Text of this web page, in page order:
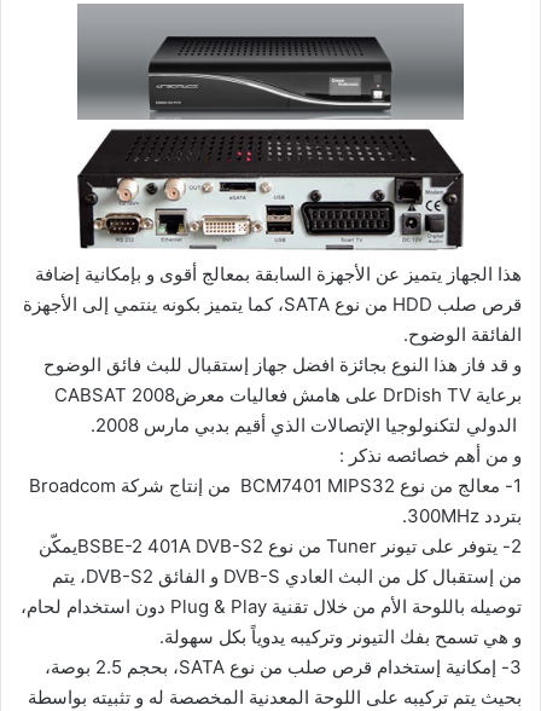
هذا الجهاز يتميز عن الأجهزة السابقة بمعالج أقوى و بإمكانية إضافة
قرص صلب HDD من نوع SATA، كما يتميز بكونه ينتمي إلى الأجهزة
الفائقة الوضوح.
و قد فاز هذا النوع بجائزة افضل جهاز إستقبال للبث فائق الوضوح
برعاية DrDish TV على هامش فعاليات معرضCABSAT 2008
الدولي لتكنولوجيا الإتصالات الذي أقيم بدبي مارس 2008.
و من أهم خصائصه نذكر :
1- معالج من نوع BCM7401 MIPS32 من إنتاج شركة Broadcom
بتردد 300MHz.
2- يتوفر على تيونر Tuner من نوع BSBE-2 401A DVB-S2يمكّن
من إستقبال كل من البث العادي DVB-S و الفائق DVB-S2، يتم
توصيله باللوحة الأم من خلال تقنية Plug & Play دون استخدام لحام،
و هي تسمح بفك التيونر وتركيبه يدوياً بكل سهولة.
3- إمكانية إستخدام قرص صلب من نوع SATA، بحجم 2.5 بوصة،
بحيث يتم تركيبه على اللوحة المعدنية المخصصة له و تثبيته بواسطة